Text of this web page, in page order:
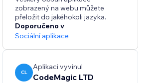
zobrazený na webu můžete
přeložit do jakéhokoli jazyka.
Doporučeno v
Sociální aplikace
CL
Aplikaci vyvinul
CodeMagic LTD